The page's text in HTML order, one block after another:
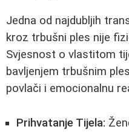
Jedna od najdubljih
kroz trbušni ples nije
Svjesnost o vlastitom
bavljenjem trbušnim
povlači i emocionalnu
Prihvatanje Tijela: